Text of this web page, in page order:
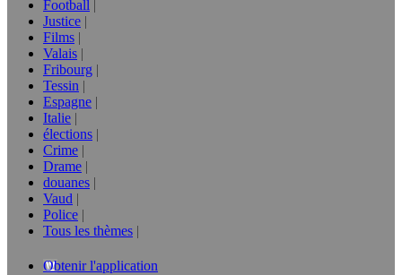
Football
Justice
Films
Valais
Fribourg
Tessin
Espagne
Italie
élections
Crime
Drame
douanes
Vaud
Police
Tous les thèmes
Obtenir l'application